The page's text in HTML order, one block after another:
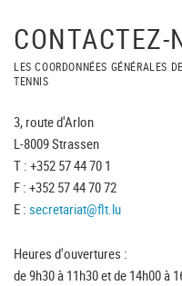
CONTACTEZ-
LES COORDONNÉES GÉNÉRALES
TENNIS
3, route d'Arlon
L-8009 Strassen
T : +352 57 44 70 1
F : +352 57 44 70 72
E : secretariat@flt.lu
Heures d'ouvertures :
de 9h30 à 11h30 et de 14h00 à